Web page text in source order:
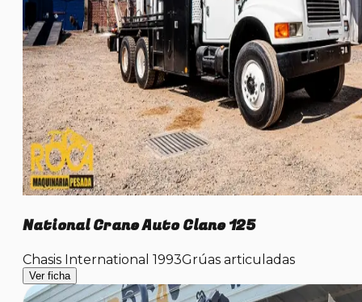
National Crane Auto Clane 125
Chasis International 1993Grúas articuladas
Ver ficha